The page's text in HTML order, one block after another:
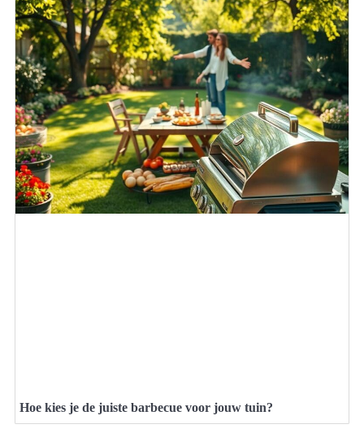
Hoe kies je de juiste barbecue voor jouw tuin?